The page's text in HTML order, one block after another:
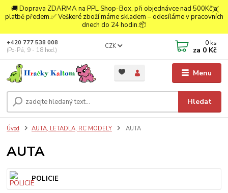
🚚 Doprava ZDARMA na PPL Shop-Box, při objednávce nad 500Kč a
platbě předem.✅ Veškeré zboží máme skladem – odesíláme v pracovních
dnech do 24 hodin.📦
Menu
CZK
Hledat
+420 777 538 008
(Po-Pá, 9 - 18 hod.)
0 ks
za 0 Kč
Úvod AUTA, LETADLA, RC MODELY AUTA
AUTA
POLICIE